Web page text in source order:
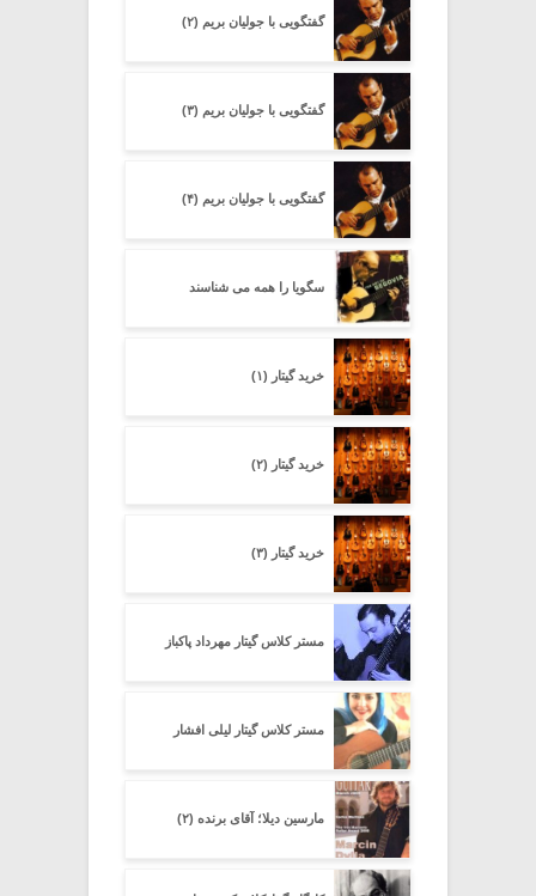
گفتگویی با جولیان بریم (۲)
گفتگویی با جولیان بریم (۳)
گفتگویی با جولیان بریم (۴)
سگویا را همه می شناسند
خرید گیتار (۱)
خرید گیتار (۲)
خرید گیتار (۳)
مستر کلاس گیتار مهرداد پاکباز
مستر کلاس گیتار لیلی افشار
مارسین دیلا؛ آقای برنده (۲)